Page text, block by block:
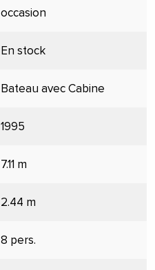
occasion
En stock
Bateau avec Cabine
1995
7.11 m
2.44 m
8 pers.